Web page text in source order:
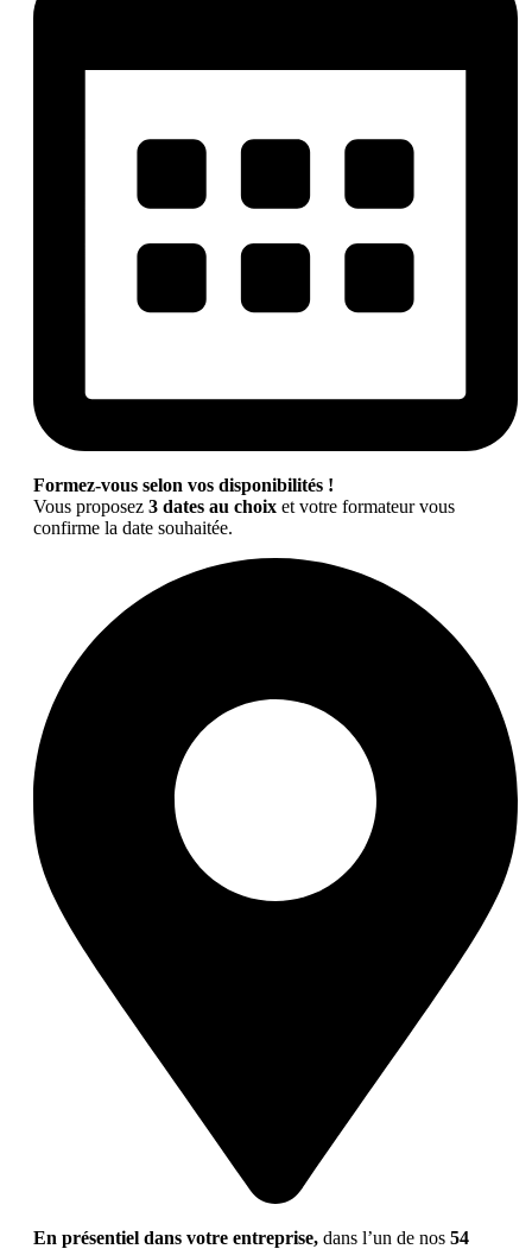
Formez-vous selon vos disponibilités !
Vous proposez 3 dates au choix et votre formateur vous
confirme la date souhaitée.
En présentiel dans votre entreprise, dans l’un de nos 54